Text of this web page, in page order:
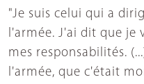
"Je suis celui qui a
l'armée. J'ai dit que je
mes responsabilités.
l'armée, que c'était